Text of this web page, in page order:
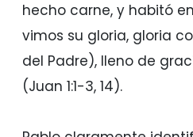
hecho carne, y habitó
vimos su gloria, gloria
del Padre), lleno de
(Juan 1:1-3, 14).